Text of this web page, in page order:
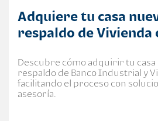
Adquiere tu casa
respaldo de Vivienda
Descubre cómo adquirir tu casa
respaldo de Banco Industrial y
facilitando el proceso con
asesoría.